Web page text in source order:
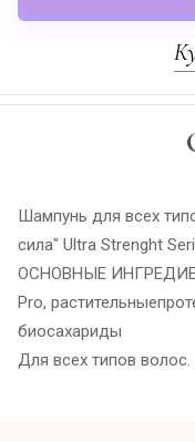
Шампунь для всех
сила" Ultra Strenght
ОСНОВНЫЕ
Pro,
биосахариды
Для всех типов волос.